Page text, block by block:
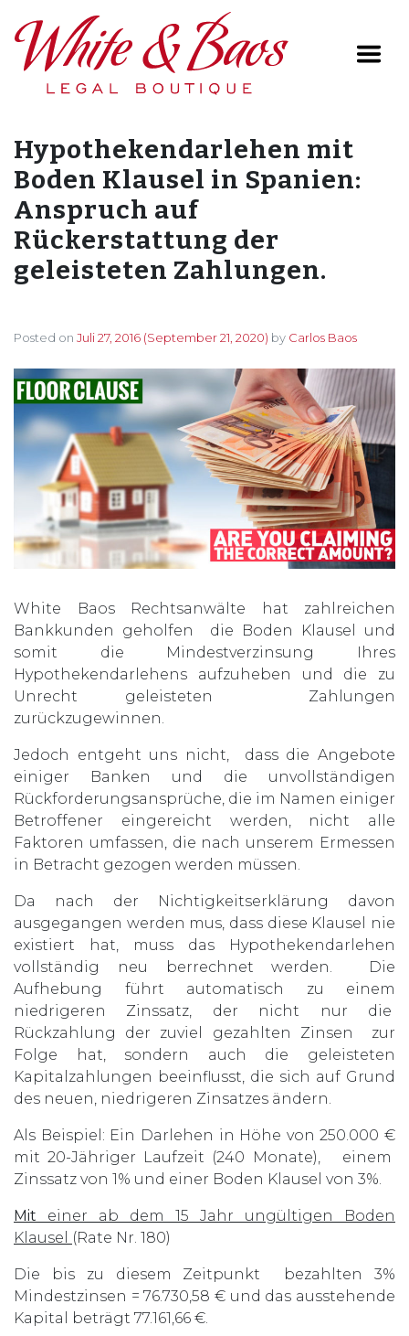
Main Navigation
Hypothekendarlehen mit
Boden Klausel in Spanien:
Anspruch auf
Rückerstattung der
geleisteten Zahlungen.
Posted on Juli 27, 2016 (September 21, 2020) by Carlos Baos
White Baos Rechtsanwälte hat zahlreichen
Bankkunden geholfen die Boden Klausel und
somit die Mindestverzinsung Ihres
Hypothekendarlehens aufzuheben und die zu
Unrecht geleisteten Zahlungen
zurückzugewinnen.
Jedoch entgeht uns nicht, dass die Angebote
einiger Banken und die unvollständigen
Rückforderungsansprüche, die im Namen einiger
Betroffener eingereicht werden, nicht alle
Faktoren umfassen, die nach unserem Ermessen
in Betracht gezogen werden müssen.
Da nach der Nichtigkeitserklärung davon
ausgegangen werden mus, dass diese Klausel nie
existiert hat, muss das Hypothekendarlehen
vollständig neu berrechnet werden. Die
Aufhebung führt automatisch zu einem
niedrigeren Zinssatz, der nicht nur die
Rückzahlung der zuviel gezahlten Zinsen zur
Folge hat, sondern auch die geleisteten
Kapitalzahlungen beeinflusst, die sich auf Grund
des neuen, niedrigeren Zinsatzes ändern.
Als Beispiel: Ein Darlehen in Höhe von 250.000 €
mit 20-Jähriger Laufzeit (240 Monate), einem
Zinssatz von 1% und einer Boden Klausel von 3%.
Mit einer ab dem 15 Jahr ungültigen Boden
Klausel
(Rate Nr. 180)
Die bis zu diesem Zeitpunkt bezahlten 3%
Mindestzinsen = 76.730,58 € und das ausstehende
Kapital beträgt 77.161,66 €.